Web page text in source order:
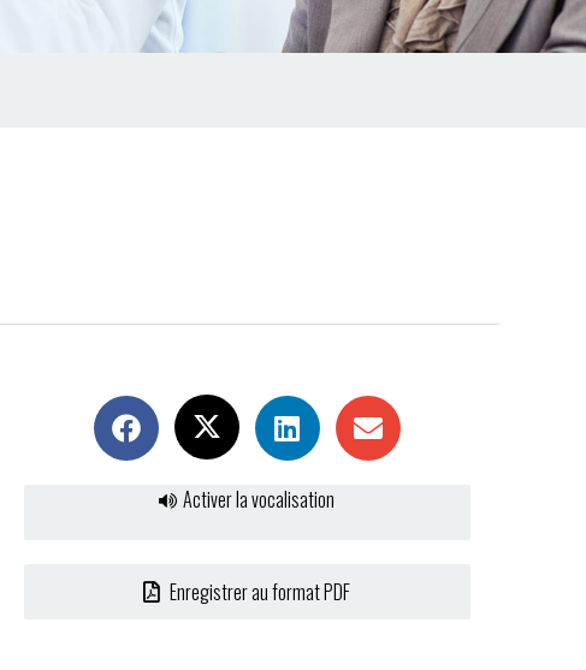
Activer la vocalisation
Enregistrer au format PDF